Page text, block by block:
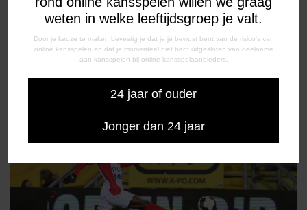
weten in welke leeftijdsgroep je valt.
Door je keuze te maken bevestig je dat je je bewust bent van de risico's van
online kansspelen en dat je momenteel niet bent uitgesloten van deelname
aan kansspelen bij online kansspelaanbieders.
24 jaar of ouder
Jonger dan 24 jaar
Youri Loen scoorde het enige Emmer doelpunt.